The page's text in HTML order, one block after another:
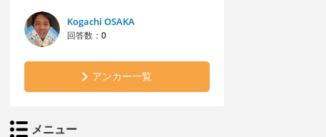
Kogachi OSAKA
回答数： 0
アンカー一覧
メニュー